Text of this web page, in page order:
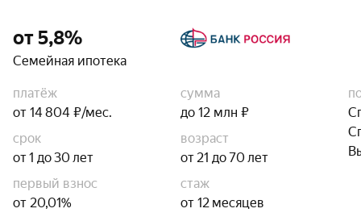
от 5,8%
Семейная ипотека
платёж
от 14 804 ₽/мес.
сумма
до 12 млн ₽
срок
от 1 до 30 лет
возраст
от 21 до 70 лет
первый взнос
от 20,01%
стаж
от 12 месяцев